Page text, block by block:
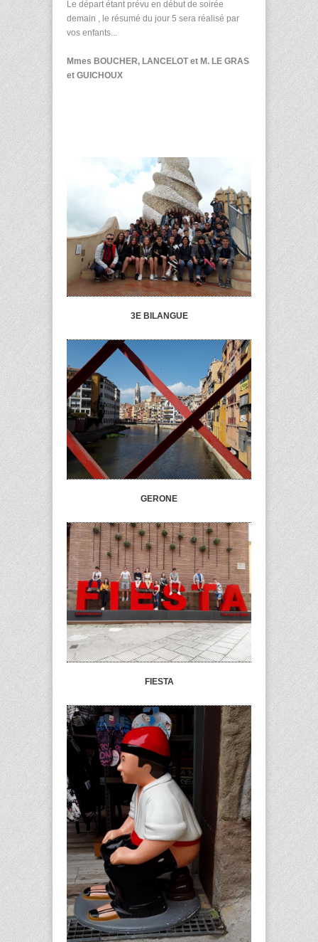
Le départ étant prévu en début de soirée
demain , le résumé du jour 5 sera réalisé par
vos enfants...
Mmes BOUCHER, LANCELOT et M. LE GRAS
et GUICHOUX
3E BILANGUE
GERONE
FIESTA